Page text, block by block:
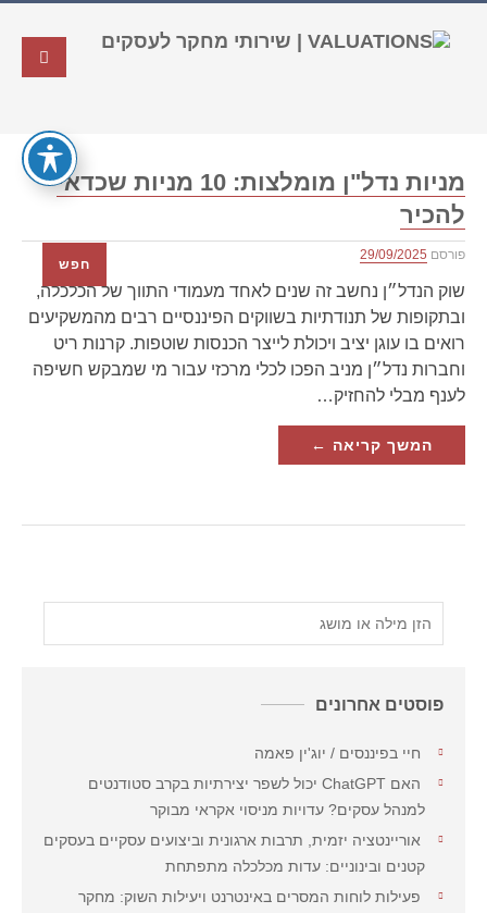
מניות נדל"ן מומלצות: 10 מניות שכדאי
להכיר
פורסם 29/09/2025
שוק הנדל״ן נחשב זה שנים לאחד מעמודי התווך של הכלכלה,
ובתקופות של תנודתיות בשווקים הפיננסיים רבים מהמשקיעים
רואים בו עוגן יציב ויכולת לייצר הכנסות שוטפות. קרנות ריט
וחברות נדל״ן מניב הפכו לכלי מרכזי עבור מי שמבקש חשיפה
לענף מבלי להחזיק…
המשך קריאה ←
חפש
פוסטים אחרונים
חיי בפיננסים / יוג'ין פאמה
האם ChatGPT יכול לשפר יצירתיות בקרב סטודנטים
למנהל עסקים? עדויות מניסוי אקראי מבוקר
אוריינטציה יזמית, תרבות ארגונית וביצועים עסקיים בעסקים
קטנים ובינוניים: עדות מכלכלה מתפתחת
פעילות לוחות המסרים באינטרנט ויעילות השוק: מחקר